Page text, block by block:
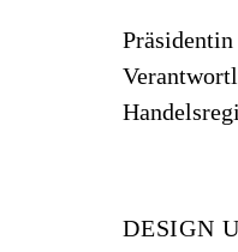
DESIGN